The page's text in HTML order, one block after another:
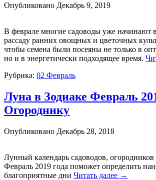
Опубликовано Декабрь 9, 2019
В феврале многие садоводы уже начинают
рассаду ранних овощных и цветочных
чтобы семена были посеяны не только в
но и в энергетически подходящее время.
Рубрика: 02 Февраль
Луна в Зодиаке Февраль
Огороднику
Опубликовано Декабрь 28, 2018
Лунный календарь садоводов, огородников
Февраль 2019 года поможет определить
благоприятные дни Читать далее →